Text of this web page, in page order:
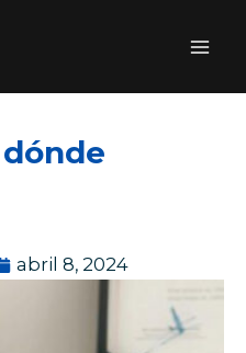
abril 8, 2024